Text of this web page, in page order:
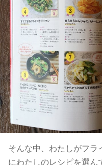
そんな中、わたしがフラ
にわたしのレシピを選ん